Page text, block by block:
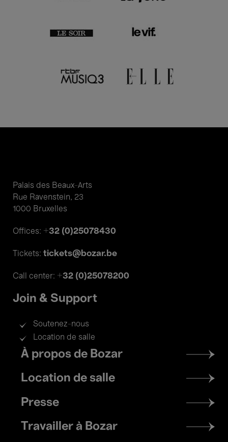
Palais des Beaux-Arts
Rue Ravenstein, 23
1000 Bruxelles
Offices: +32 (0)25078430
Tickets: tickets@bozar.be
Call center: +32 (0)25078200
Join & Support
Soutenez-nous
Location de salle
Footer
menu
À propos de Bozar
Location de salle
Presse
Travailler à Bozar